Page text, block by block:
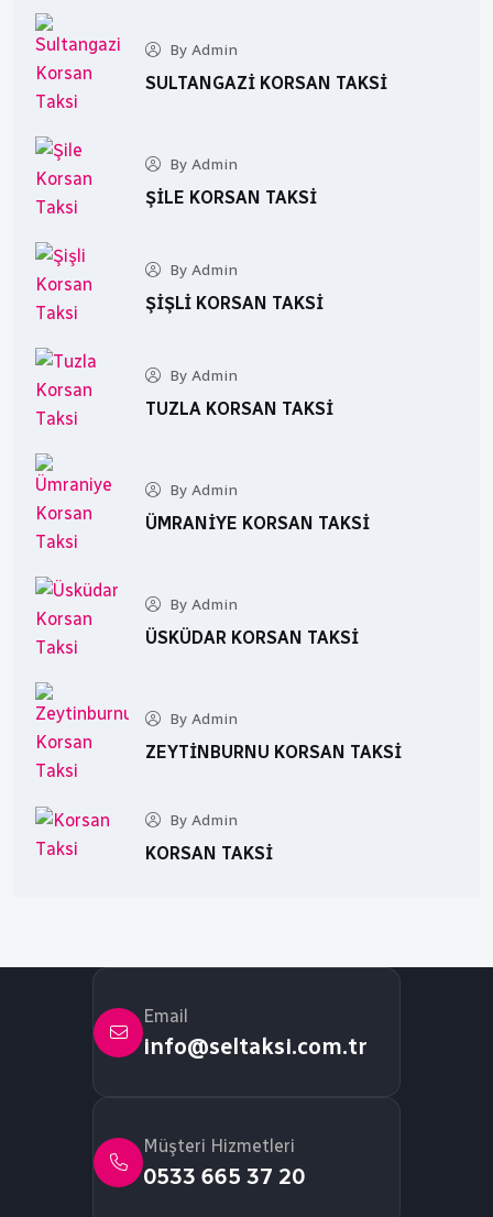
By Admin
SULTANGAZI KORSAN TAKSI
By Admin
ŞILE KORSAN TAKSI
By Admin
ŞIŞLI KORSAN TAKSI
By Admin
TUZLA KORSAN TAKSI
By Admin
ÜMRANIYE KORSAN TAKSI
By Admin
ÜSKÜDAR KORSAN TAKSI
By Admin
ZEYTINBURNU KORSAN TAKSI
By Admin
KORSAN TAKSI
Email
info@seltaksi.com.tr
Müşteri Hizmetleri
0533 665 37 20